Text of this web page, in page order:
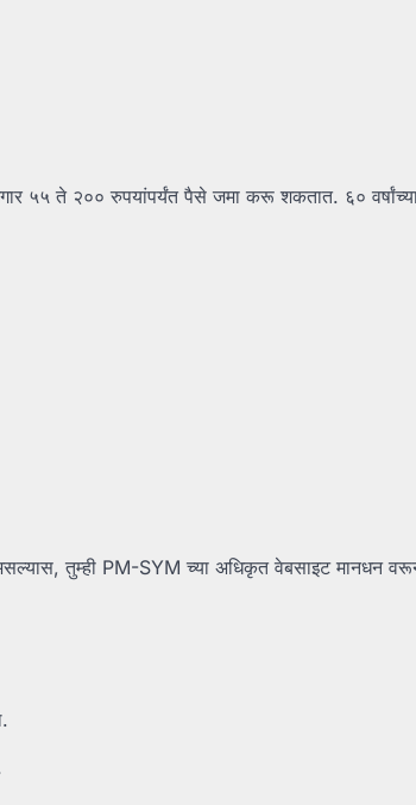
५५ ते २०० रुपयांपर्यंत पैसे जमा करू शकतात. ६०
तुम्ही PM-SYM च्या अधिकृत वेबसाइट मानधन